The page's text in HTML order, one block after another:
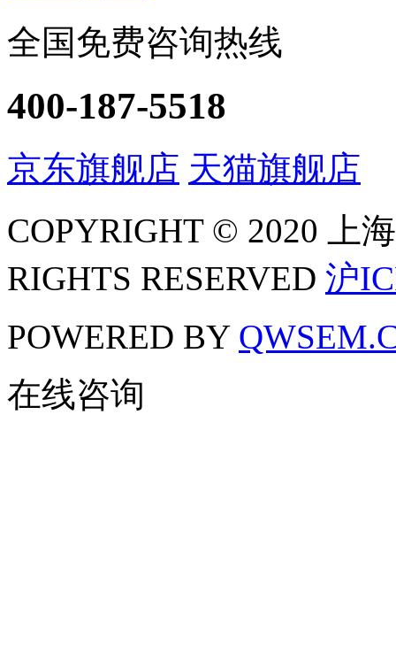
全国免费咨询热线
400-187-5518
京东旗舰店 天猫旗舰店
COPYRIGHT © 2020 上
RIGHTS RESERVED 沪
POWERED BY
在线咨询